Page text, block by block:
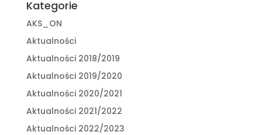
Kategorie
AKS_ON
Aktualności
Aktualności 2018/2019
Aktualności 2019/2020
Aktualności 2020/2021
Aktualności 2021/2022
Aktualności 2022/2023